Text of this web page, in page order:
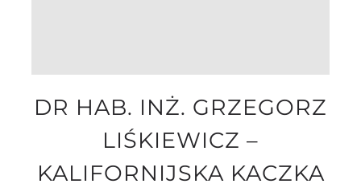
DR HAB. INŻ. GRZEGORZ
LIŚKIEWICZ –
KALIFORNIJSKA KACZKA